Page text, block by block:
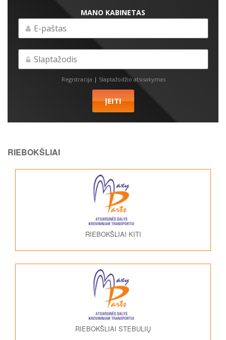
MANO KABINETAS
Registracija | Slaptažodžio atsisakymas
RIEBOKŠLIAI
RIEBOKŠLIAI KITI
RIEBOKŠLIAI STEBULIŲ